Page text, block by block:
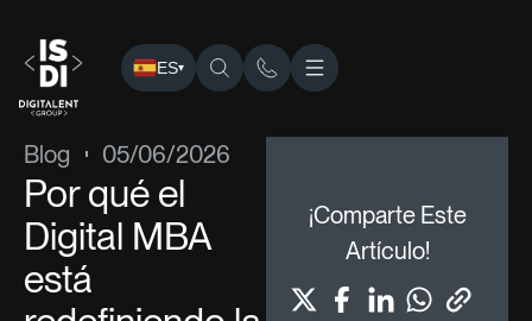
ES▾
ISDI› ›Blog› Por qué el Digital MBA está
Blog 05/06/2026
Por qué el
Digital MBA
está
¡Comparte Este
Artículo!